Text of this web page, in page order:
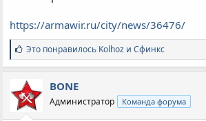
https://armawir.ru/city/news/36476/
С
и
м
п
а
т
и
Это понравилось Kolhoz иСфинкс
BONE
Администратор Команда форума